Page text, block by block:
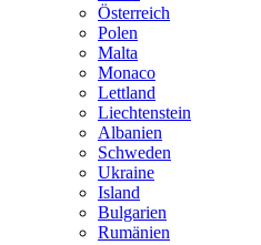
Österreich
Polen
Malta
Monaco
Lettland
Liechtenstein
Albanien
Schweden
Ukraine
Island
Bulgarien
Rumänien